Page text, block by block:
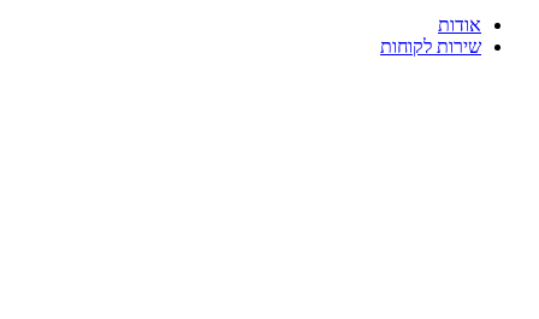
אודות
שירות לקוחות